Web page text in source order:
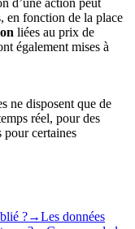
en fonction de la place
liées au prix de
également mises à
ne disposent que de
réel, pour des
pour certaines
?→Les données